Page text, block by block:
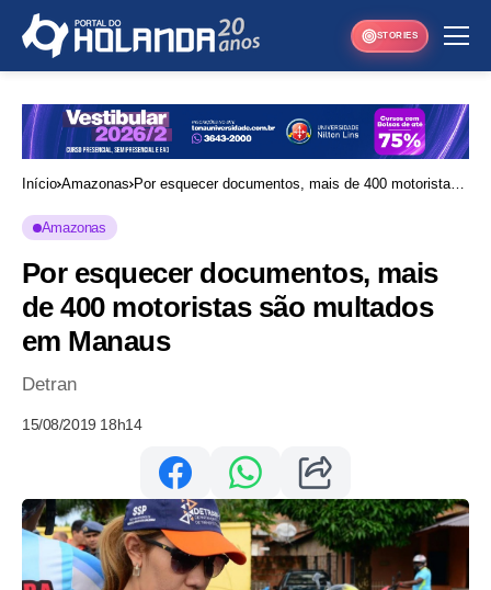
STORIES
Início Amazonas Por esquecer documentos, mais de 400 motoristas
Amazonas
Por esquecer documentos, mais
de 400 motoristas são multados
em Manaus
Detran
15/08/2019 18h14